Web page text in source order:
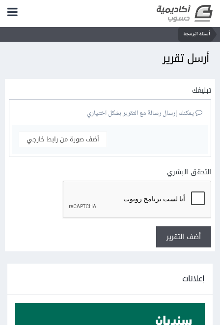
أسئلة البرمجة
أرسل تقرير
تبليغك
يمكنك إرسال رسالة مع التقرير بشكل اختياري
أضف صورة من رابط خارجي
التحقق البشري
أضف التقرير
إعلانات